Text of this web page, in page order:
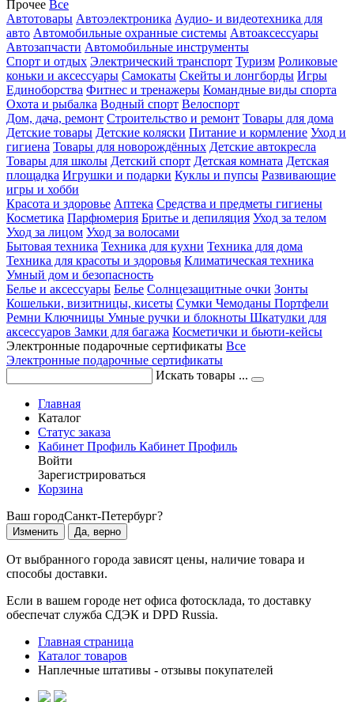
Прочее Все
Автотовары Автоэлектроника Аудио- и видеотехника для
авто Автомобильные охранные системы Автоаксессуары
Автозапчасти Автомобильные инструменты
Спорт и отдых Электрический транспорт Туризм Роликовые
коньки и аксессуары Самокаты Скейты и лонгборды Игры
Единоборства Фитнес и тренажеры Командные виды спорта
Охота и рыбалка Водный спорт Велоспорт
Дом, дача, ремонт Строительство и ремонт Товары для дома
Детские товары Детские коляски Питание и кормление Уход и
гигиена Товары для новорождённых Детские автокресла
Товары для школы Детский спорт Детская комната Детская
площадка Игрушки и подарки Куклы и пупсы Развивающие
игры и хобби
Красота и здоровье Аптека Средства и предметы гигиены
Косметика Парфюмерия Бритье и депиляция Уход за телом
Уход за лицом Уход за волосами
Бытовая техника Техника для кухни Техника для дома
Техника для красоты и здоровья Климатическая техника
Умный дом и безопасность
Белье и аксессуары Белье Солнцезащитные очки Зонты
Кошельки, визитницы, кисеты Сумки Чемоданы Портфели
Ремни Ключницы Умные ручки и блокноты Шкатулки для
аксессуаров Замки для багажа Косметички и бьюти-кейсы
Электронные подарочные сертификаты Все
Электронные подарочные сертификаты
Искать товары ...
Главная
Каталог
Статус заказа
Кабинет Профиль Кабинет Профиль
Войти
Зарегистрироваться
Корзина
Ваш городСанкт-Петербург?
Изменить Да, верно
От выбранного города зависят цены, наличие товара и
способы доставки.
Если в вашем городе нет офиса фотосклада, то доставку
обеспечат служба СДЭК и DPD Russia.
Главная страница
Каталог товаров
Наплечные штативы - отзывы покупателей